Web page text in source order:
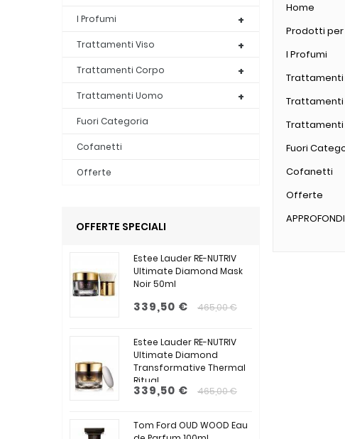
I Profumi
Trattamenti Viso
Trattamenti Corpo
Trattamenti Uomo
Fuori Categoria
Cofanetti
Offerte
OFFERTE SPECIALI
Estee Lauder RE-NUTRIV
Ultimate Diamond Mask
Noir 50ml
339,50 € 465,00 €
Estee Lauder RE-NUTRIV
Ultimate Diamond
Transformative Thermal
Ritual...
339,50 € 465,00 €
Tom Ford OUD WOOD Eau
Home
Prodotti per
I Profumi
Trattamenti
Trattamenti
Trattamenti
Fuori
Cofanetti
Offerte